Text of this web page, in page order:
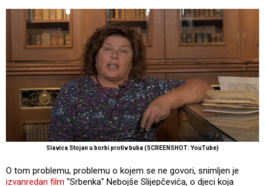
Slavica Stojan u borbi protiv buba (SCREENSHOT: YouTube)
O tom problemu, problemu o kojem se ne govori, snimljen je
izvanredan film "Srbenka" Nebojše Slijepčevića, o djeci koja